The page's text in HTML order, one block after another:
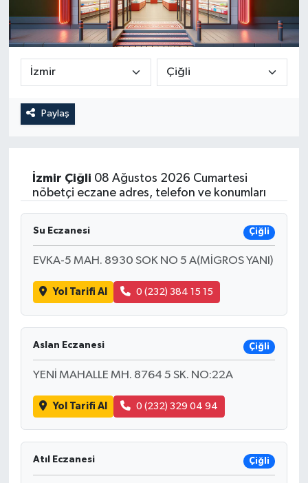
Paylaş
İzmir Çiğli 08 Ağustos 2026 Cumartesi
nöbetçi eczane adres, telefon ve konumları
Su Eczanesi Çiğli
EVKA-5 MAH. 8930 SOK NO 5 A(MİGROS YANI)
Yol Tarifi Al 0 (232) 384 15 15
Aslan Eczanesi Çiğli
YENİ MAHALLE MH. 8764 5 SK. NO:22A
Yol Tarifi Al 0 (232) 329 04 94
Atıl Eczanesi Çiğli